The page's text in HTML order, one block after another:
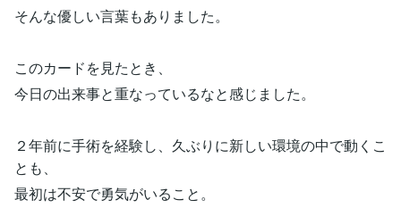
そんな優しい言葉もありました。
このカードを見たとき、
今日の出来事と重なっているなと感じました。
２年前に手術を経験し、久ぶりに新しい環境の中で動くこ
とも、
最初は不安で勇気がいること。